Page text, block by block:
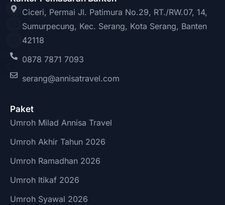
Ciceri, Permai Jl. Patimura No.29, RT./RW.07, 14,
Sumurpecung, Kec. Serang, Kota Serang, Banten
42118
0878 7871 7093
serang@annisatravel.com
Paket
Umroh Milad Annisa Travel
Umroh Akhir Tahun 2026
Umroh Ramadhan 2026
Umroh Itikaf 2026
Umroh Syawal 2026